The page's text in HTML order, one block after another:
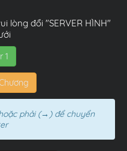
lòng đổi "SERVER HÌNH"
1
phải (→) để chuyển